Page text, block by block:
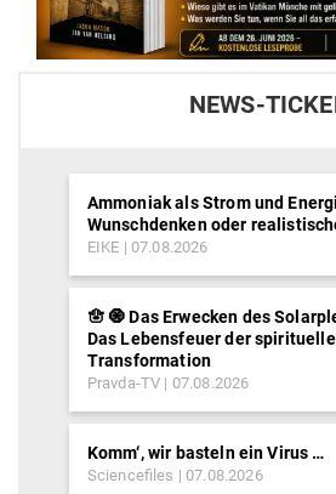
NEWS-
Ammoniak als Strom und
Wunschdenken oder
EIKE 07.08.2026
🪬 🧿 Das Erwecken des
Das Lebensfeuer der
Transformation
Pravda-TV 07.08.2026
Komm‘, wir basteln ein Virus …
Sciencefiles 07.08.2026